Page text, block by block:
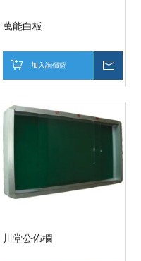
萬能白板
加入詢價籃
川堂公佈欄